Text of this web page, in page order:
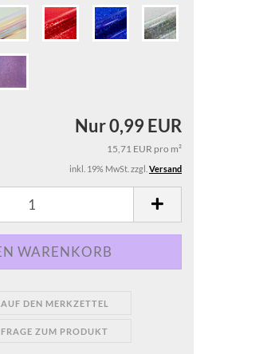
Nur 0,99 EUR
15,71 EUR pro m²
inkl. 19% MwSt. zzgl. Versand
AUF DEN MERKZETTEL
FRAGE ZUM PRODUKT